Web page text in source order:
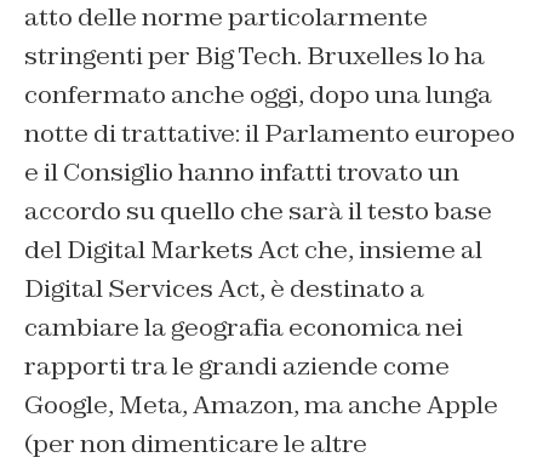
atto delle norme particolarmente
stringenti per Big Tech. Bruxelles lo ha
confermato anche oggi, dopo una lunga
notte di trattative: il Parlamento europeo
e il Consiglio hanno infatti trovato un
accordo su quello che sarà il testo base
del Digital Markets Act che, insieme al
Digital Services Act, è destinato a
cambiare la geografia economica nei
rapporti tra le grandi aziende come
Google, Meta, Amazon, ma anche Apple
(per non dimenticare le altre